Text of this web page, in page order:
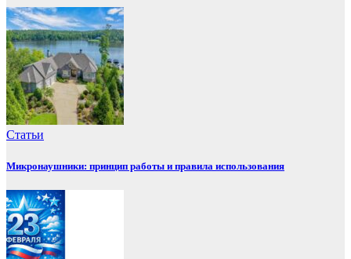
Статьи
Микронаушники: принцип работы и правила использования